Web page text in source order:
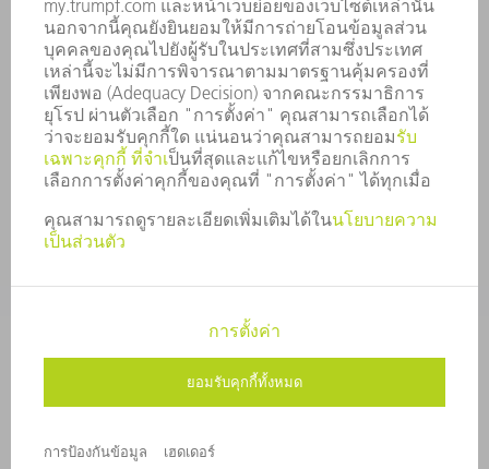
การปฏิบัติตามมาตรฐาน
ระบบแจ้งเบาะแส
การรักษาความปลอดภัย
ข่าวประชาสัมพันธ์
แม็กกาซีน
ความยั่งยืน
สิ่งแวดล้อมและการปรับอากาศ
สังคมและบริษัท
การบริหารบริษัท
เฮดเดอร์ การป้องกันข้อมูล
ลิขสิทธิ์
GENERAL CONDITIONS
การตั้งค่าความเป็นส่วนตัว